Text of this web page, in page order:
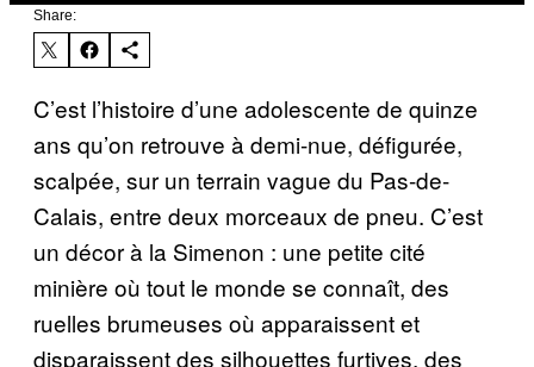
Share:
C’est l’histoire d’une adolescente de quinze
ans qu’on retrouve à demi-nue, défigurée,
scalpée, sur un terrain vague du Pas-de-
Calais, entre deux morceaux de pneu. C’est
un décor à la Simenon : une petite cité
minière où tout le monde se connaît, des
ruelles brumeuses où apparaissent et
disparaissent des silhouettes furtives, des